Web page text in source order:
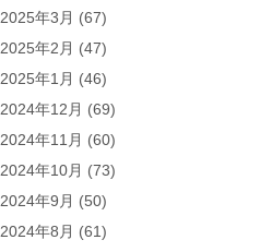
2025年3月 (67)
2025年2月 (47)
2025年1月 (46)
2024年12月 (69)
2024年11月 (60)
2024年10月 (73)
2024年9月 (50)
2024年8月 (61)